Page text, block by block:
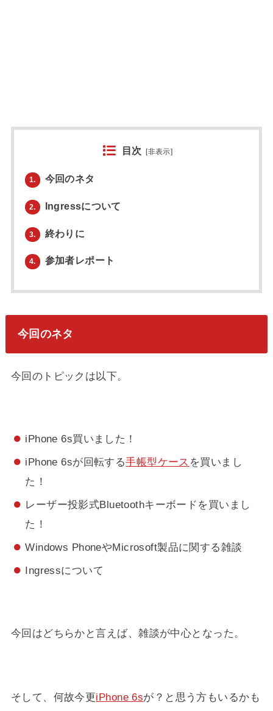
目次 [非表示]
1. 今回のネタ
2. Ingressについて
3. 終わりに
4. 参加者レポート
今回のネタ
今回のトピックは以下。
iPhone 6s買いました！
iPhone 6sが回転する手帳型ケース を買いまし
た！
レーザー投影式Bluetoothキーボードを買いまし
た！
Windows PhoneやMicrosoft製品に関する雑談
Ingressについて
今回はどちらかと言えば、雑談が中心となった。
そして、何故今更iPhone 6sが？と思う方もいるかも